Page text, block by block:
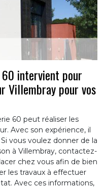
60 intervient pour
Villembray pour vos
60 peut réaliser les
Avec son expérience, il
vous voulez donner de la
à Villembray, contactez-
chez vous afin de bien
les travaux à effectuer
Avec ces informations,